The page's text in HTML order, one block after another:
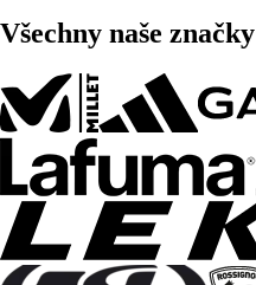
Všechny naše značky